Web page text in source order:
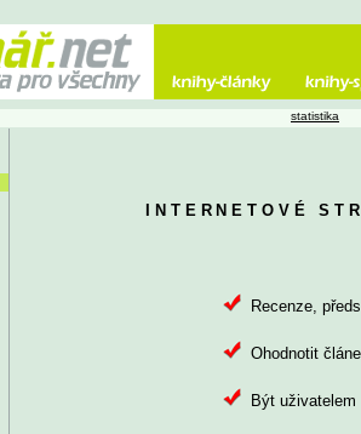
INTERNETOVÉ
Recenze,
Ohodnotit
Být
statistika